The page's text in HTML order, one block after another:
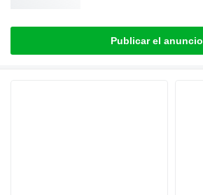
Publicar el anuncio